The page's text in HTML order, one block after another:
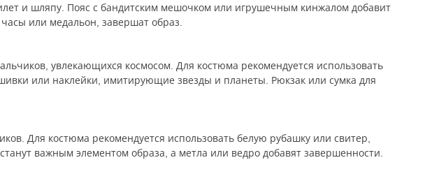
и шляпу. Пояс с бандитским мешочком или игрушечным кинжалом добавит
часы или медальон, завершат образ.
увлекающихся космосом. Для костюма рекомендуется использовать
или наклейки, имитирующие звезды и планеты. Рюкзак или сумка для
Для костюма рекомендуется использовать белую рубашку или свитер,
важным элементом образа, а метла или ведро добавят завершенности.